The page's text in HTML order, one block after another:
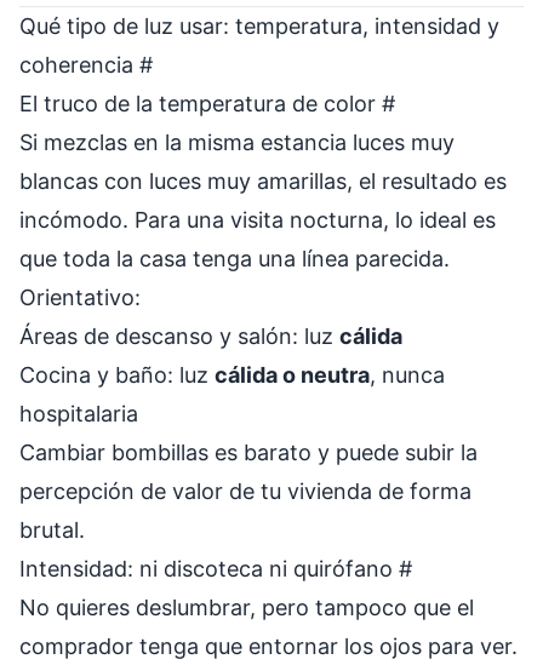
Qué tipo de luz usar: temperatura, intensidad y
coherencia #
El truco de la temperatura de color #
Si mezclas en la misma estancia luces muy
blancas con luces muy amarillas, el resultado es
incómodo. Para una visita nocturna, lo ideal es
que toda la casa tenga una línea parecida.
Orientativo:
Áreas de descanso y salón: luz cálida
Cocina y baño: luz cálida o neutra, nunca
hospitalaria
Cambiar bombillas es barato y puede subir la
percepción de valor de tu vivienda de forma
brutal.
Intensidad: ni discoteca ni quirófano #
No quieres deslumbrar, pero tampoco que el
comprador tenga que entornar los ojos para ver.